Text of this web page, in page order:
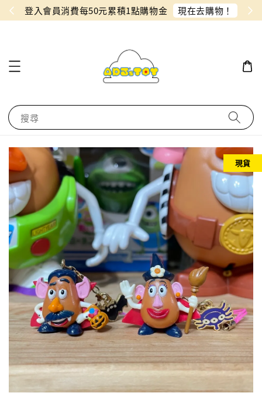
！ 同月份預購單免費合併！只需付一筆運費
搜尋
現貨